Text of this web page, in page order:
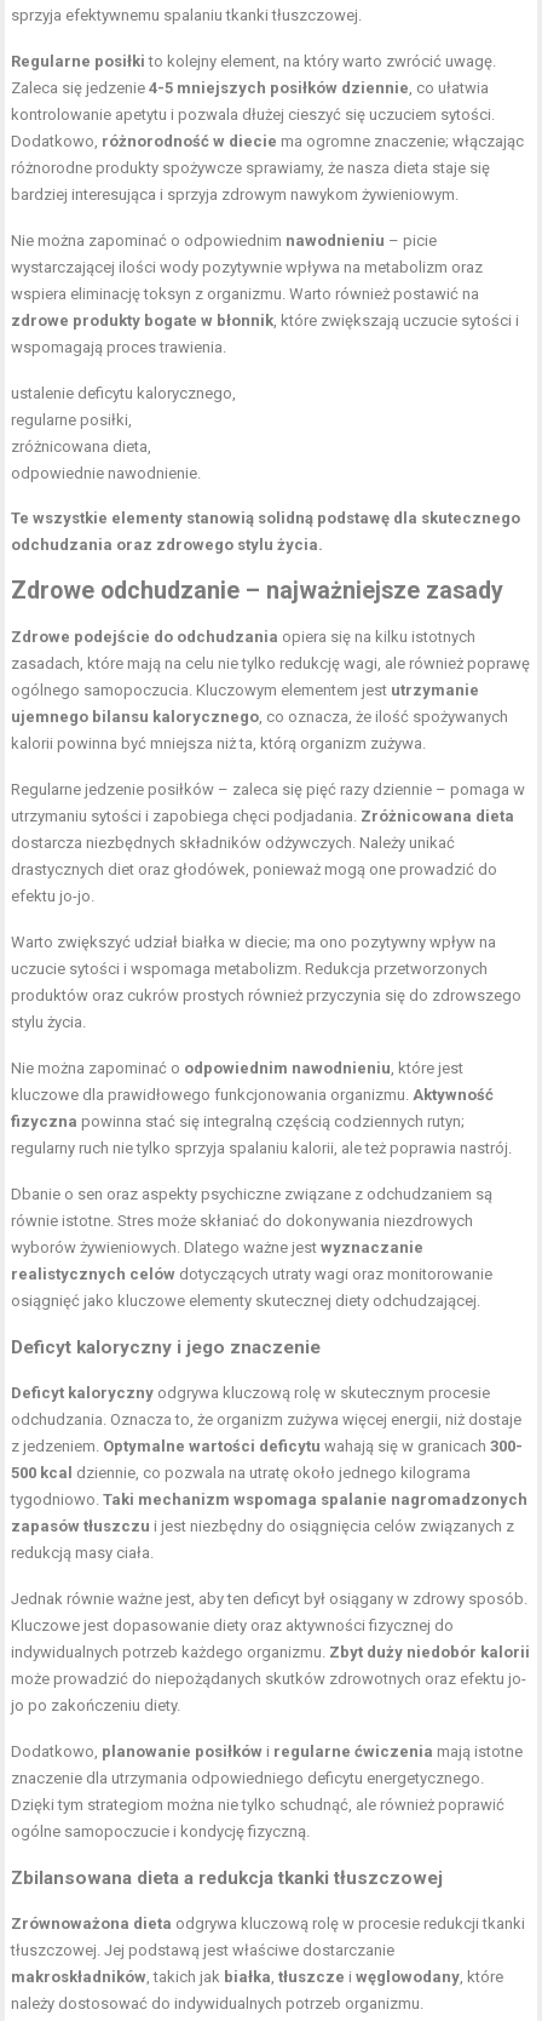
sprzyja efektywnemu spalaniu tkanki tłuszczowej.
Regularne posiłki to kolejny element, na który warto zwrócić uwagę.
Zaleca się jedzenie4-5 mniejszych posiłków dziennie, co ułatwia
kontrolowanie apetytu i pozwala dłużej cieszyć się uczuciem sytości.
Dodatkowo, różnorodność w diecie ma ogromne znaczenie; włączając
różnorodne produkty spożywcze sprawiamy, że nasza dieta staje się
bardziej interesująca i sprzyja zdrowym nawykom żywieniowym.
Nie można zapominać o odpowiednim nawodnieniu – picie
wystarczającej ilości wody pozytywnie wpływa na metabolizm oraz
wspiera eliminację toksyn z organizmu. Warto również postawić na
zdrowe produkty bogate w błonnik, które zwiększają uczucie sytości i
wspomagają proces trawienia.
ustalenie deficytu kalorycznego,
regularne posiłki,
zróżnicowana dieta,
odpowiednie nawodnienie.
Te wszystkie elementy stanowią solidną podstawę dla skutecznego
odchudzania oraz zdrowego stylu życia.
Zdrowe odchudzanie – najważniejsze zasady
Zdrowe podejście do odchudzania opiera się na kilku istotnych
zasadach, które mają na celu nie tylko redukcję wagi, ale również poprawę
ogólnego samopoczucia. Kluczowym elementem jest utrzymanie
ujemnego bilansu kalorycznego, co oznacza, że ilość spożywanych
kalorii powinna być mniejsza niż ta, którą organizm zużywa.
Regularne jedzenie posiłków – zaleca się pięć razy dziennie – pomaga w
utrzymaniu sytości i zapobiega chęci podjadania. Zróżnicowana dieta
dostarcza niezbędnych składników odżywczych. Należy unikać
drastycznych diet oraz głodówek, ponieważ mogą one prowadzić do
efektu jo-jo.
Warto zwiększyć udział białka w diecie; ma ono pozytywny wpływ na
uczucie sytości i wspomaga metabolizm. Redukcja przetworzonych
produktów oraz cukrów prostych również przyczynia się do zdrowszego
stylu życia.
Nie można zapominać o odpowiednim nawodnieniu, które jest
kluczowe dla prawidłowego funkcjonowania organizmu.Aktywność
fizyczna powinna stać się integralną częścią codziennych rutyn;
regularny ruch nie tylko sprzyja spalaniu kalorii, ale też poprawia nastrój.
Dbanie o sen oraz aspekty psychiczne związane z odchudzaniem są
równie istotne. Stres może skłaniać do dokonywania niezdrowych
wyborów żywieniowych. Dlatego ważne jestwyznaczanie
realistycznych celów dotyczących utraty wagi oraz monitorowanie
osiągnięć jako kluczowe elementy skutecznej diety odchudzającej.
Deficyt kaloryczny i jego znaczenie
Deficyt kaloryczny odgrywa kluczową rolę w skutecznym procesie
odchudzania. Oznacza to, że organizm zużywa więcej energii, niż dostaje
z jedzeniem. Optymalne wartości deficytu wahają się w granicach300-
500 kcal dziennie, co pozwala na utratę około jednego kilograma
tygodniowo.Taki mechanizm wspomaga spalanie nagromadzonych
zapasów tłuszczu i jest niezbędny do osiągnięcia celów związanych z
redukcją masy ciała.
Jednak równie ważne jest, aby ten deficyt był osiągany w zdrowy sposób.
Kluczowe jest dopasowanie diety oraz aktywności fizycznej do
indywidualnych potrzeb każdego organizmu. Zbyt duży niedobór kalorii
może prowadzić do niepożądanych skutków zdrowotnych oraz efektu jo-
jo po zakończeniu diety.
Dodatkowo, planowanie posiłków i regularne ćwiczenia mają istotne
znaczenie dla utrzymania odpowiedniego deficytu energetycznego.
Dzięki tym strategiom można nie tylko schudnąć, ale również poprawić
ogólne samopoczucie i kondycję fizyczną.
Zbilansowana dieta a redukcja tkanki tłuszczowej
Zrównoważona dieta odgrywa kluczową rolę w procesie redukcji tkanki
tłuszczowej. Jej podstawą jest właściwe dostarczanie
makroskładników, takich jak białka,tłuszcze iwęglowodany, które
należy dostosować do indywidualnych potrzeb organizmu.